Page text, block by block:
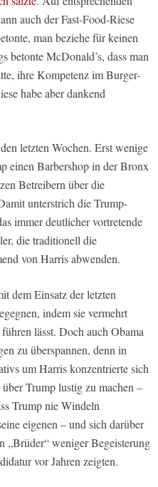
auch der Fast-Food-Riese
man beziehe für keinen
betonte McDonald’s, dass man
ihre Kompetenz im Burger-
habe aber dankend
letzten Wochen. Erst wenige
einen Barbershop in der Bronx
Betreibern über die
unterstrich die Trump-
immer deutlicher vortretende
die traditionell die
von Harris abwenden.
dem Einsatz der letzten
indem sie vermehrt
lässt. Doch auch Obama
zu überspannen, denn in
um Harris konzentrierte sich
Trump lustig zu machen –
Trump nie Windeln
eigenen – und sich darüber
„Brüder“ weniger Begeisterung
vor Jahren zeigten.